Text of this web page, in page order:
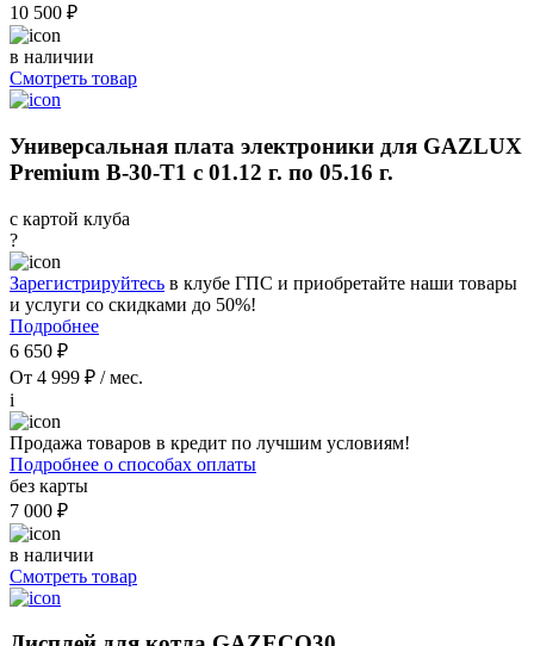
10 500 ₽
в наличии
Смотреть товар
Универсальная плата электроники для GAZLUX
Premium В-30-Т1 с 01.12 г. по 05.16 г.
с картой клуба
?
Зарегистрируйтесь в клубе ГПС и приобретайте наши товары
и услуги со скидками до 50%!
Подробнее
6 650 ₽
От 4 999 ₽ / мес.
i
Продажа товаров в кредит по лучшим условиям!
Подробнее о способах оплаты
без карты
7 000 ₽
в наличии
Смотреть товар